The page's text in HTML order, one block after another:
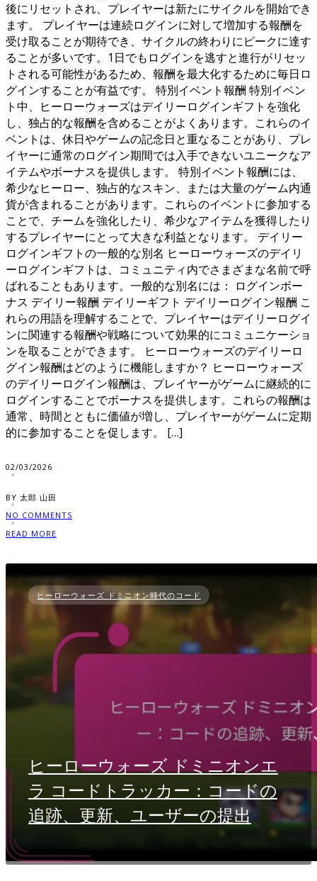
後にリセットされ、プレイヤーは新たにサイクルを開始でき
ます。 プレイヤーは連続ログインに対して増加する報酬を
受け取ることが期待でき、サイクルの終わりにピークに達す
ることが多いです。1日でもログインを逃すと進行がリセッ
トされる可能性があるため、報酬を最大化するために毎日ロ
グインすることが有益です。 特別イベント報酬 特別イベン
ト中、ヒーローウォーズはデイリーログインギフトを強化
し、独占的な報酬を含めることがよくあります。これらのイ
ベントは、休日やゲームの記念日と重なることがあり、プレ
イヤーに通常のログイン期間では入手できないユニークなア
イテムやボーナスを提供します。 特別イベント報酬には、
希少なヒーロー、独占的なスキン、または大量のゲーム内通
貨が含まれることがあります。これらのイベントに参加する
ことで、チームを強化したり、希少なアイテムを獲得したり
するプレイヤーにとって大きな利益となります。 デイリー
ログインギフトの一般的な別名 ヒーローウォーズのデイリ
ーログインギフトは、コミュニティ内でさまざまな名前で呼
ばれることもあります。一般的な別名には： ログインボー
ナス デイリー報酬 デイリーギフト デイリーログイン報酬 こ
れらの用語を理解することで、プレイヤーはデイリーログイ
ンに関連する報酬や戦略について効果的にコミュニケーショ
ンを取ることができます。 ヒーローウォーズのデイリーロ
グイン報酬はどのように機能しますか？ ヒーローウォーズ
のデイリーログイン報酬は、プレイヤーがゲームに継続的に
ログインすることでボーナスを提供します。これらの報酬は
通常、時間とともに価値が増し、プレイヤーがゲームに定期
的に参加することを促します。 […]
02/03/2026
BY 太郎 山田
NO COMMENTS
READ MORE
ヒーローウォーズ ドミニオン時代のコード
ヒーローウォーズ ドミニオンエ
ラ コードトラッカー：コードの
追跡、更新、ユーザーの提出